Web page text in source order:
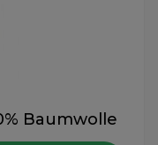
Baumwolle